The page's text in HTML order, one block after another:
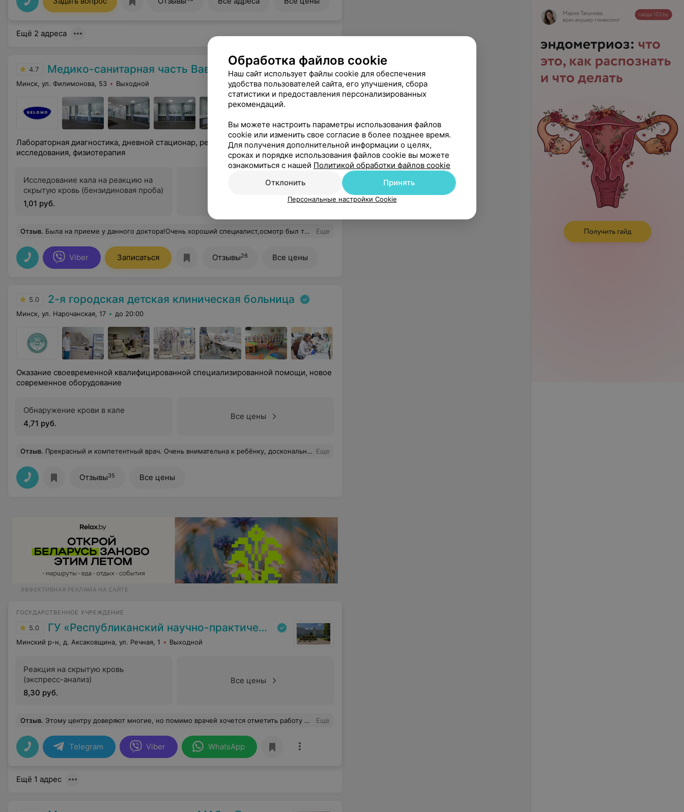
Ещё 2 адреса
4.7 Медико-санитарная часть Вавилова
Минск, ул. Филимонова, 53 Выходной
Лабораторная диагностика, дневной стационар, рентгенологические
исследования, физиотерапия
Исследование кала на реакцию на
скрытую кровь (бензидиновая проба)
1,01 руб.
Отзыв. Была на приеме у данного доктора!Очень хороший специалист,осмотр был тщательный и рекомендации лечения учтены все аспекты!Так что искренне рекомендую! Еще
Viber Записаться Отзывы26 Все цены
5.0 2-я городская детская клиническая больница
Минск, ул. Нарочанская, 17 до 20:00
Оказание своевременной квалифицированной специализированной помощи, новое
современное оборудование
Обнаружение крови в кале
4,71 руб.
Все цены
Отзыв. Прекрасный и компетентный врач. Очень внимательна к ребёнку, досконально обследует и грамотно назначает лечение. Наблюдаемся у Светланы Александровны не первый год с хроническим заболеванием. Огромное спасибо за Ваш труд и здоровье, которое помогаете сохранить нашим детям! Еще
Отзывы35 Все цены
ЭФФЕКТИВНАЯ РЕКЛАМА НА САЙТЕ
ГОСУДАРСТВЕННОЕ УЧРЕЖДЕНИЕ
5.0 ГУ «Республиканский научно-практический центр медицинской экспертизы и реабилитаци»
Минский р-н, д. Аксаковщина, ул. Речная, 1 Выходной
Реакция на скрытую кровь
(экспресс-анализ)
8,30 руб.
Все цены
Отзыв. Этому центру доверяют многие, но помимо врачей хочется отметить работу медрегистратора Татьяна Леонтиевна . В один из дней мне нужно было приехать в этот центр. Такого количества людей для оформления я ещё не видела! задержка была на полтора часа всех талонов и эта девушка очень грамотно и корректно стала помогать разруливать эту ситуацию. После этого очередь стала побыстрее продвигаться. Это внимательный и чуткий работник!!! Еще
Telegram Viber WhatsApp
Ещё 1 адрес
Обработка файлов cookie
Наш сайт использует файлы cookie для обеспечения
удобства пользователей сайта, его улучшения, сбора
статистики и предоставления персонализированных
рекомендаций.
Вы можете настроить параметры использования файлов
cookie или изменить свое согласие в более позднее время.
Для получения дополнительной информации о целях,
сроках и порядке использования файлов cookie вы можете
ознакомиться с нашей Политикой обработки файлов cookie
Отклонить
Принять
Персональные настройки Cookie